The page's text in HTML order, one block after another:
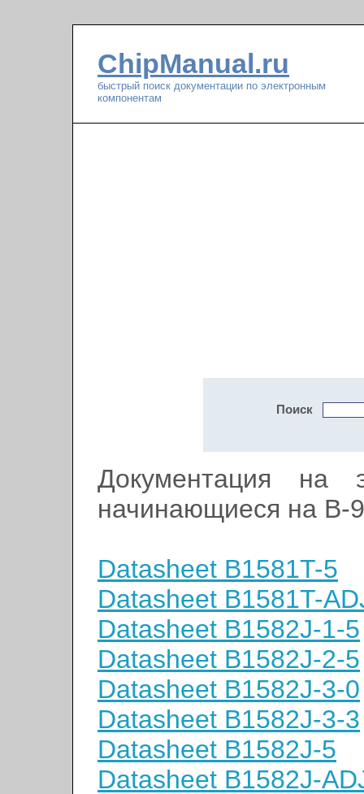
ChipManual.ru
быстрый поиск документации по электронным
компонентам
Поиск
Документация на
начинающиеся на B-9
Datasheet B1581T-5
Datasheet B1581T-
Datasheet B1582J-1-5
Datasheet B1582J-2-5
Datasheet B1582J-3-0
Datasheet B1582J-3-3
Datasheet B1582J-5
Datasheet B1582J-